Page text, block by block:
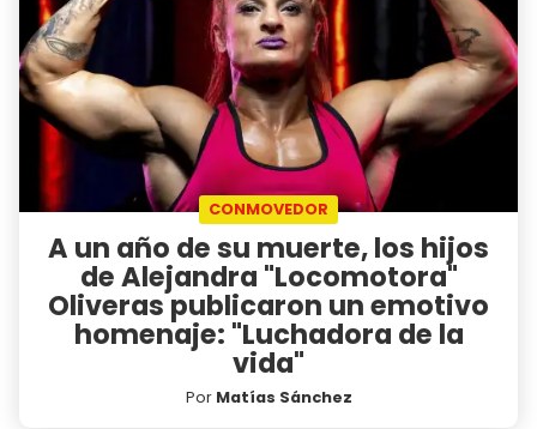
CONMOVEDOR
A un año de su muerte, los hijos
de Alejandra "Locomotora"
Oliveras publicaron un emotivo
homenaje: "Luchadora de la
vida"
Por Matías Sánchez